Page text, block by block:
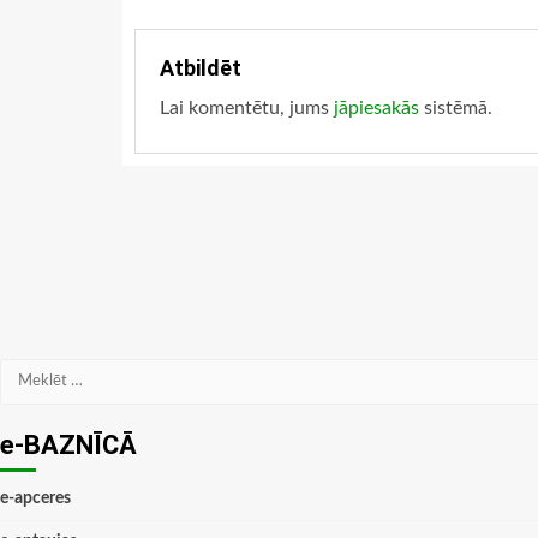
Atbildēt
Lai komentētu, jums jāpiesakās sistēmā.
Meklēt:
e-BAZNĪCĀ
e-apceres